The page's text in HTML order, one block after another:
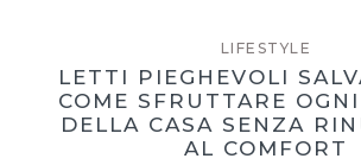
LIFESTYLE
LETTI PIEGHEVOLI
COME SFRUTTARE
DELLA CASA SENZA
AL COMFORT